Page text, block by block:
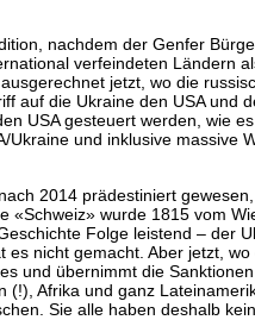
nachdem der Genfer
verfeindeten Ländern
jetzt, wo die
auf die Ukraine den USA und
USA gesteuert werden, wie
und inklusive massive
2014 prädestiniert
«Schweiz» wurde 1815 vom
Folge leistend – der
nicht gemacht. Aber jetzt, wo
und übernimmt die
Afrika und ganz
Sie alle haben deshalb